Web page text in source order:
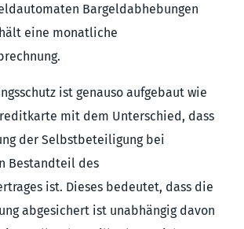
Bargeldabhebungen
eine monatliche
ist genauso aufgebaut wie
mit dem Unterschied, dass
der Selbstbeteiligung bei
Bestandteil des
ist. Dieses bedeutet, dass die
abgesichert ist unabhängig davon